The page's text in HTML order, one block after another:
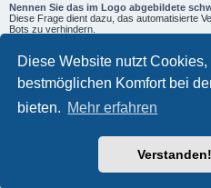
Diese Website nutzt Cookies,
bestmöglichen Komfort bei
bieten. Mehr erfahren
Verstanden!
Nennen Sie das im Logo abgebildete
Diese Frage dient dazu, das automatisierte
Bots zu verhindern.
Powered byphpBB® Forum